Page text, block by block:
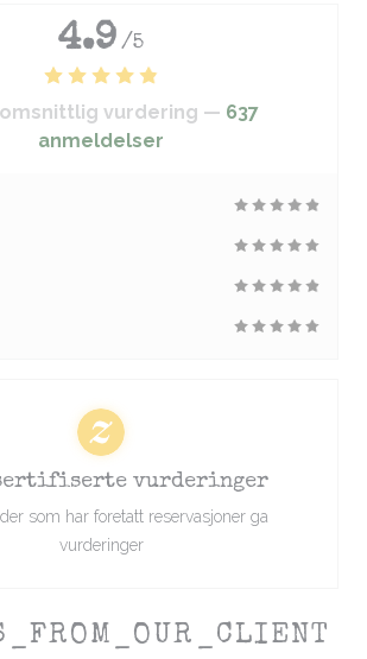
4.9 /5
vurdering — 637
anmeldelser
sertifiserte vurderinger
som har foretatt reservasjoner ga
vurderinger